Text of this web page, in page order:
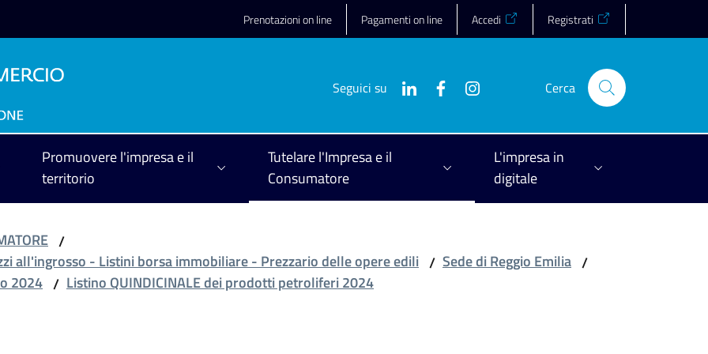
Prenotazioni on line Pagamenti on line Accedi Registrati
Seguici su Cerca
Promuovere l'impresa e il
territorio
Tutelare l'Impresa e il
Consumatore
L'impresa in
digitale
/
all'ingrosso - Listini borsa immobiliare - Prezzario delle opere edili / Sede di Reggio Emilia /
2024 / Listino QUINDICINALE dei prodotti petroliferi 2024